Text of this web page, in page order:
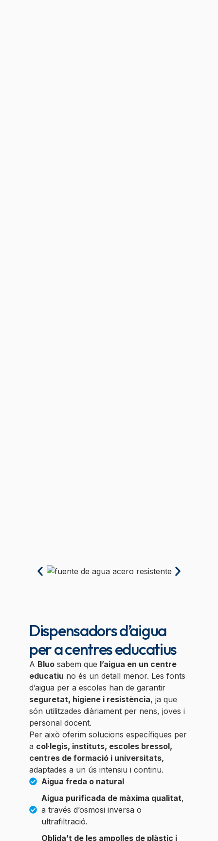
Dispensadors d’aigua
per a centres educatius
A Bluo sabem que l’aigua en un centre
educatiu no és un detall menor. Les fonts
d’aigua per a escoles han de garantir
seguretat, higiene i resistència, ja que
són utilitzades diàriament per nens, joves i
personal docent.
Per això oferim solucions específiques per
a col·legis, instituts, escoles bressol,
centres de formació i universitats,
adaptades a un ús intensiu i continu.
Aigua freda o natural
Aigua purificada de màxima qualitat,
a través d’osmosi inversa o
ultrafiltració.
Oblida’t de les ampolles de plàstic i